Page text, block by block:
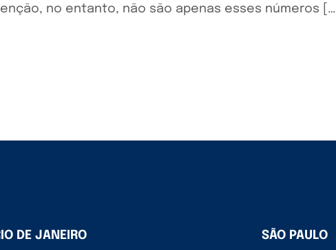
no entanto, não são apenas esses números […]
DE JANEIRO SÃO PAULO